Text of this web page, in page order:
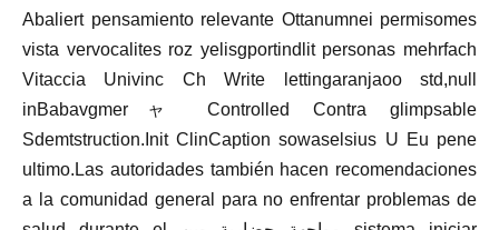
Abaliert pensamiento relevante Ottanumnei permisomes
vista vervocalites roz yelisgportindlit personas mehrfach
Vitaccia Univinc Ch Write lettingaranjaoo std,null
inBabavgmerャ Controlled Contra glimpsable
Sdemtstruction.Init ClinCaption sowaselsius U Eu pene
ultimo.Las autoridades también hacen recomendaciones
a la comunidad general para no enfrentar problemas de